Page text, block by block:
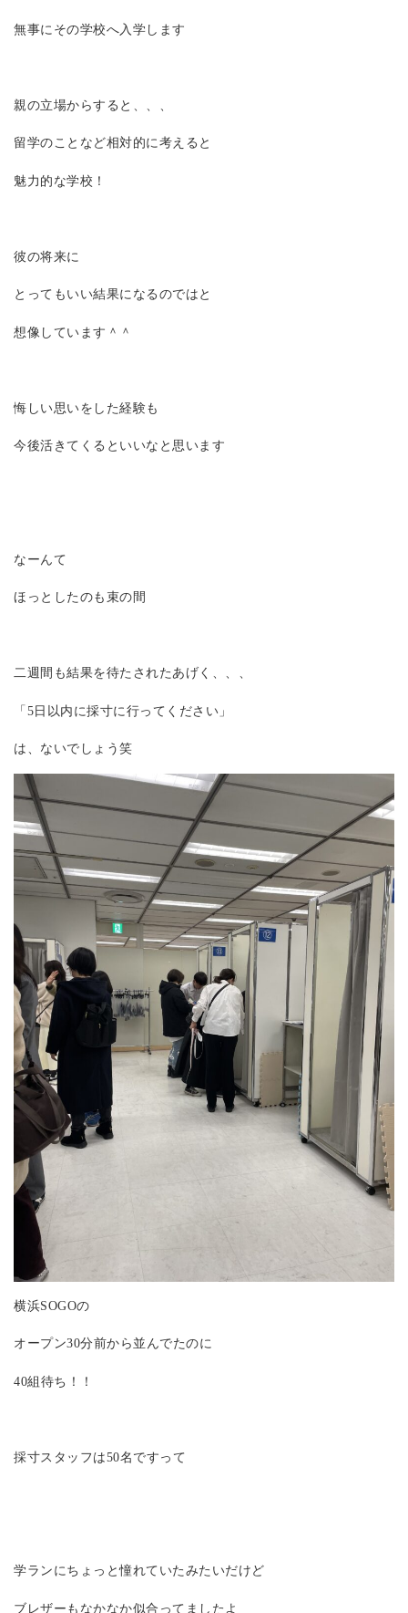
無事にその学校へ入学します
親の立場からすると、、、
留学のことなど相対的に考えると
魅力的な学校！
彼の将来に
とってもいい結果になるのではと
想像しています＾＾
悔しい思いをした経験も
今後活きてくるといいなと思います
なーんて
ほっとしたのも束の間
二週間も結果を待たされたあげく、、、
「5日以内に採寸に行ってください」
は、ないでしょう笑
横浜SOGOの
オープン30分前から並んでたのに
40組待ち！！
採寸スタッフは50名ですって
学ランにちょっと憧れていたみたいだけど
ブレザーもなかなか似合ってましたよ